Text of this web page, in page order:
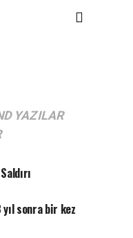
YAZILAR
yıl sonra bir kez